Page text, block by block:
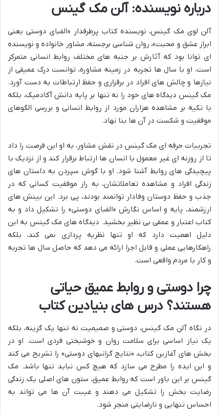
درباره نویسنده: آلن مک گینس
آلن لوی مک گینس، نویسنده کتاب پرطرفدار «الفبای دوستی یعنی
ابراز عشق و محبت»، روان شناسی برجسته، مشاور خانواده و نویسنده
ای توانا بود که آثارش بر جنبه های مختلف روابط انسانی متمرکز
است. او با سال ها تجربه در زمینه مشاوره، توانست درک عمیقی از
نیازها و چالش های افراد در برقراری و حفظ ارتباطات به دست آورد.
مک گینس دیدگاه های خود را نه تنها بر پایه دانش آکادمیک، بلکه
با تکیه بر مشاهده هزاران مورد از روابط انسانی و بررسی الگوهای
موفقیت و شکست در آن ها بنا نهاد.
تجربیات حرفه ای مک گینس در نقش مشاور، به او این فرصت را داد
تا از روزنه ای غیر معمول با انسان ها ارتباط برقرار کند و از نزدیک با
پیچیدگی های روابط آشنا شود. او با گوش سپردن به داستان های
زندگی افراد و مشاهده تعاملاتشان، به راز موفقیت کسانی که در
جذب و حفظ دوستان وفادار توانمند بودند، پی برد. این بینش های
ارزشمند، پایه و اساس نگارش «الفبای دوستی» را تشکیل داد و به
کتاب اعتبار و عمقی بی نظیر بخشید. دیدگاه های مک گینس به این
دلیل اهمیت دارد که او تنها نظریه پردازی نمی کند، بلکه
راهکارهایی عملی و قابل اجرا ارائه می دهد که حاصل سال ها تجربه
و کار با مردم واقعی است.
چرا دوستی و روابط عمیق حیاتی
هستند؟ درس های بنیادین کتاب
در نگاه آلن مک گینس، دوستی و صمیمیت نه تنها یک گزینه، بلکه
یک نیاز اساسی برای سلامت روان و خوشبختی فردی است. او در
بخش های آغازین کتاب، «نتایج گرانبهای دوستی» را تشریح می کند
و این ایده را مطرح می سازد که هیچ کس نباید تنها باشد. مک
گینس بر این باور است که روابط عمیق، ستون های اصلی یک زندگی
رضایت بخش را تشکیل می دهند و غیبت آن ها می تواند به
احساس تنهایی و نارضایتی منجر شود.